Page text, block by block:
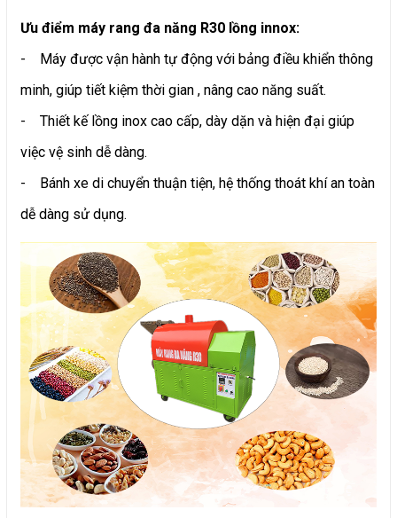
Ưu điểm máy rang đa năng R30 lồng innox:
- Máy được vận hành tự động với bảng điều khiển thông
minh, giúp tiết kiệm thời gian , nâng cao năng suất.
- Thiết kế lồng inox cao cấp, dày dặn và hiện đại giúp
việc vệ sinh dễ dàng.
- Bánh xe di chuyển thuận tiện, hệ thống thoát khí an toàn
dễ dàng sử dụng.